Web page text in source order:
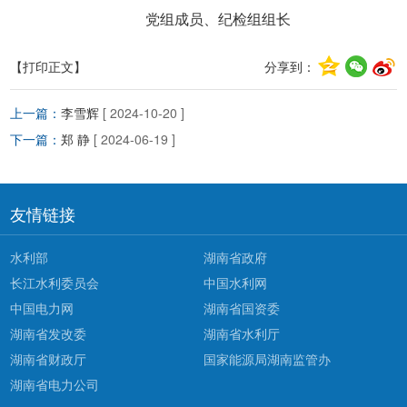
党组成员、纪检组组长
【打印正文】 分享到：
上一篇： 李雪辉 [ 2024-10-20 ]
下一篇： 郑 静 [ 2024-06-19 ]
友情链接
水利部
湖南省政府
长江水利委员会
中国水利网
中国电力网
湖南省国资委
湖南省发改委
湖南省水利厅
湖南省财政厅
国家能源局湖南监管办
湖南省电力公司